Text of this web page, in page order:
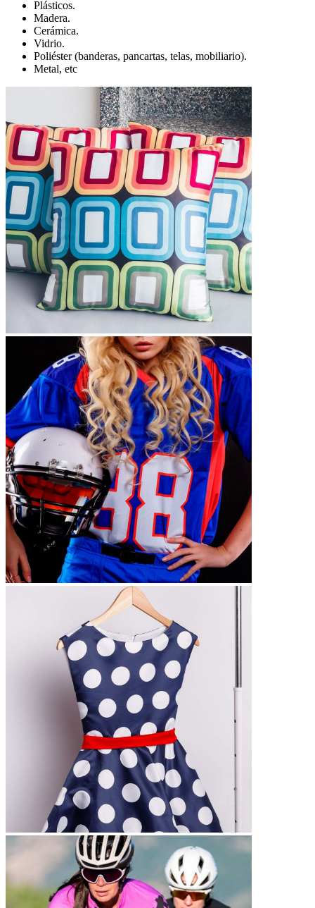
Plásticos.
Madera.
Cerámica.
Vidrio.
Poliéster (banderas, pancartas, telas, mobiliario).
Metal, etc